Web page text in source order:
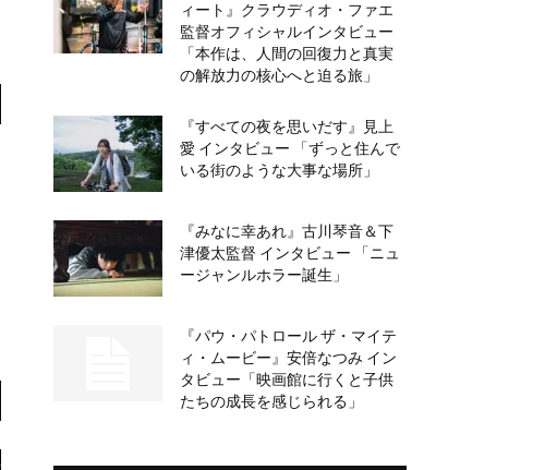
ィート』クラウディオ・ファエ
監督オフィシャルインタビュー
「本作は、人間の回復力と真実
の解放力の核心へと迫る旅」
『すべての夜を思いだす』見上
愛 インタビュー 「ずっと住んで
いる街のような大事な場所」
『みなに幸あれ』古川琴音＆下
津優太監督 インタビュー 「ニュ
ージャンルホラー誕生」
『パウ・パトロール ザ・マイテ
ィ・ムービー』安倍なつみ イン
タビュー「映画館に行くと子供
たちの成長を感じられる」